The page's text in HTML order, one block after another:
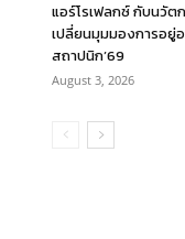
แอร์โรเฟลกซ์ กับนวัต
เปลี่ยนมุมมองการอยู่
สถาปนิก’69
August 3, 2026